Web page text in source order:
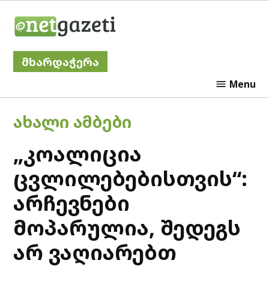
მხარდაჭერა
Menu
POSTED
ᲐᲮᲐᲚᲘ ᲐᲛᲑᲔᲑᲘ
„კოალიცია
ცვლილებებისთვის“:
არჩევნები
მოპარულია, შედეგს
არ ვაღიარებთ